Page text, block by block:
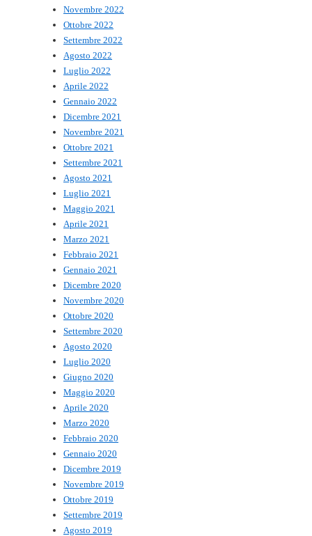
Novembre 2022
Ottobre 2022
Settembre 2022
Agosto 2022
Luglio 2022
Aprile 2022
Gennaio 2022
Dicembre 2021
Novembre 2021
Ottobre 2021
Settembre 2021
Agosto 2021
Luglio 2021
Maggio 2021
Aprile 2021
Marzo 2021
Febbraio 2021
Gennaio 2021
Dicembre 2020
Novembre 2020
Ottobre 2020
Settembre 2020
Agosto 2020
Luglio 2020
Giugno 2020
Maggio 2020
Aprile 2020
Marzo 2020
Febbraio 2020
Gennaio 2020
Dicembre 2019
Novembre 2019
Ottobre 2019
Settembre 2019
Agosto 2019